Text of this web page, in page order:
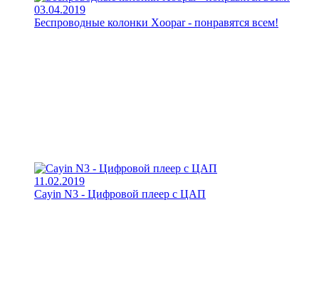
03.04.2019
Беспроводные колонки Xoopar - понравятся всем!
11.02.2019
Cayin N3 - Цифровой плеер с ЦАП